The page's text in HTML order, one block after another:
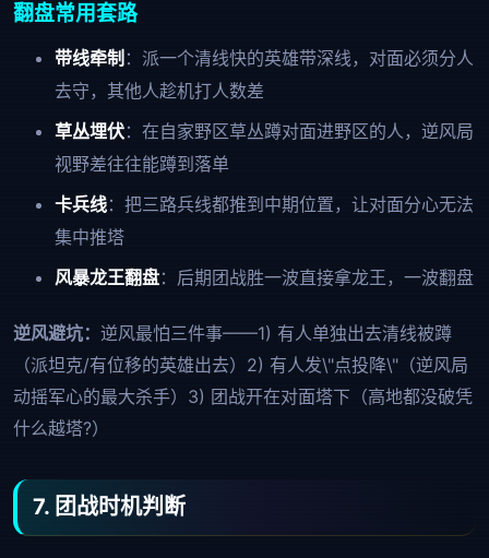
翻盘常用套路
带线牵制 ：派一个清线快的英雄带深线，对面必须分人
去守，其他人趁机打人数差
草丛埋伏：在自家野区草丛蹲对面进野区的人，逆风局
视野差往往能蹲到落单
卡兵线：把三路兵线都推到中期位置，让对面分心无法
集中推塔
风暴龙王翻盘：后期团战胜一波直接拿龙王，一波翻盘
逆风避坑： 逆风最怕三件事——1) 有人单独出去清线被蹲
（派坦克/有位移的英雄出去）2) 有人发\"点投降\"（逆风局
动摇军心的最大杀手）3) 团战开在对面塔下（高地都没破凭
什么越塔?）
7. 团战时机判断